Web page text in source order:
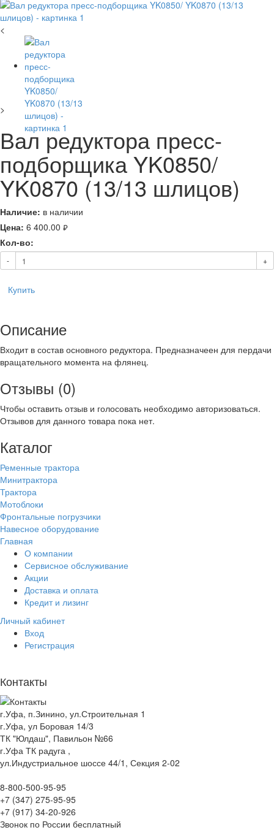
<
>
Вал редуктора пресс-
подборщика YK0850/
YK0870 (13/13 шлицов)
Наличие: в наличии
Цена: 6 400.00 руб.
Кол-во:
- +
Купить
Описание
Входит в состав основного редуктора. Предназначеен для пердачи
вращательного момента на флянец.
Отзывы (0)
Чтобы оcтавить отзыв и голосовать необходимо авторизоваться.
Отзывов для данного товара пока нет.
Каталог
Ременные трактора
Минитрактора
Трактора
Мотоблоки
Фронтальные погрузчики
Навесное оборудование
Главная
О компании
Сервисное обслуживание
Акции
Доставка и оплата
Кредит и лизинг
Личный кабинет
Вход
Регистрация
Контакты
г.Уфа, п.Зинино, ул.Строительная 1
г.Уфа, ул Боровая 14/3
ТК "Юлдаш", Павильон №66
г.Уфа ТК радуга ,
ул.Индустриальное шоссе 44/1, Секция 2-02
8-800-500-95-95
+7 (347) 275-95-95
+7 (917) 34-20-926
Звонок по России бесплатный